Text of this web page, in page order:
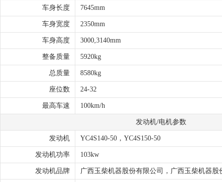
车身长度 7645mm
车身宽度 2350mm
车身高度 3000,3140mm
整备质量 5920kg
总质量 8580kg
座位数 24-32
最高车速 100km/h
发动机/电机参数
发动机 YC4S140-50，YC4S150-50
发动机功率 103kw
发动机品牌 广西玉柴机器股份有限公司，广西玉柴机器股